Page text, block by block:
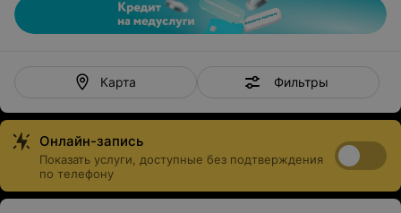
Карта Фильтры
Онлайн-запись
Показать услуги, доступные без подтверждения
по телефону